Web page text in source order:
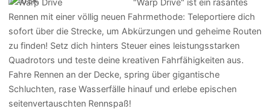
"Warp Drive" ist ein rasantes
Rennen mit einer völlig neuen Fahrmethode: Teleportiere dich
sofort über die Strecke, um Abkürzungen und geheime Routen
zu finden! Setz dich hinters Steuer eines leistungsstarken
Quadrotors und teste deine kreativen Fahrfähigkeiten aus.
Fahre Rennen an der Decke, spring über gigantische
Schluchten, rase Wasserfälle hinauf und erlebe epischen
seitenvertauschten Rennspaß!